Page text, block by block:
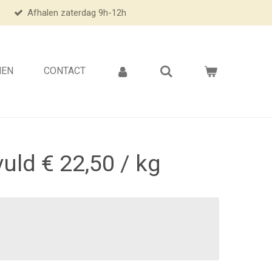
Afhalen zaterdag 9h-12h
CONTACT
€ 22,50 / kg